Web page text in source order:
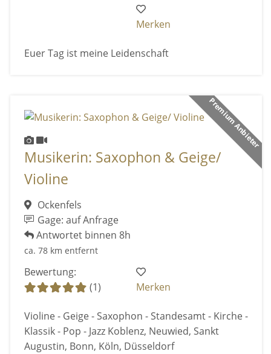
Merken
Euer Tag ist meine Leidenschaft
Premium Anbieter
Musikerin: Saxophon & Geige/
Violine
Ockenfels
Gage: auf Anfrage
Antwortet binnen 8h
ca. 78 km entfernt
Bewertung:
(1)
Merken
Violine - Geige - Saxophon - Standesamt - Kirche -
Klassik - Pop - Jazz Koblenz, Neuwied, Sankt
Augustin, Bonn, Köln, Düsseldorf